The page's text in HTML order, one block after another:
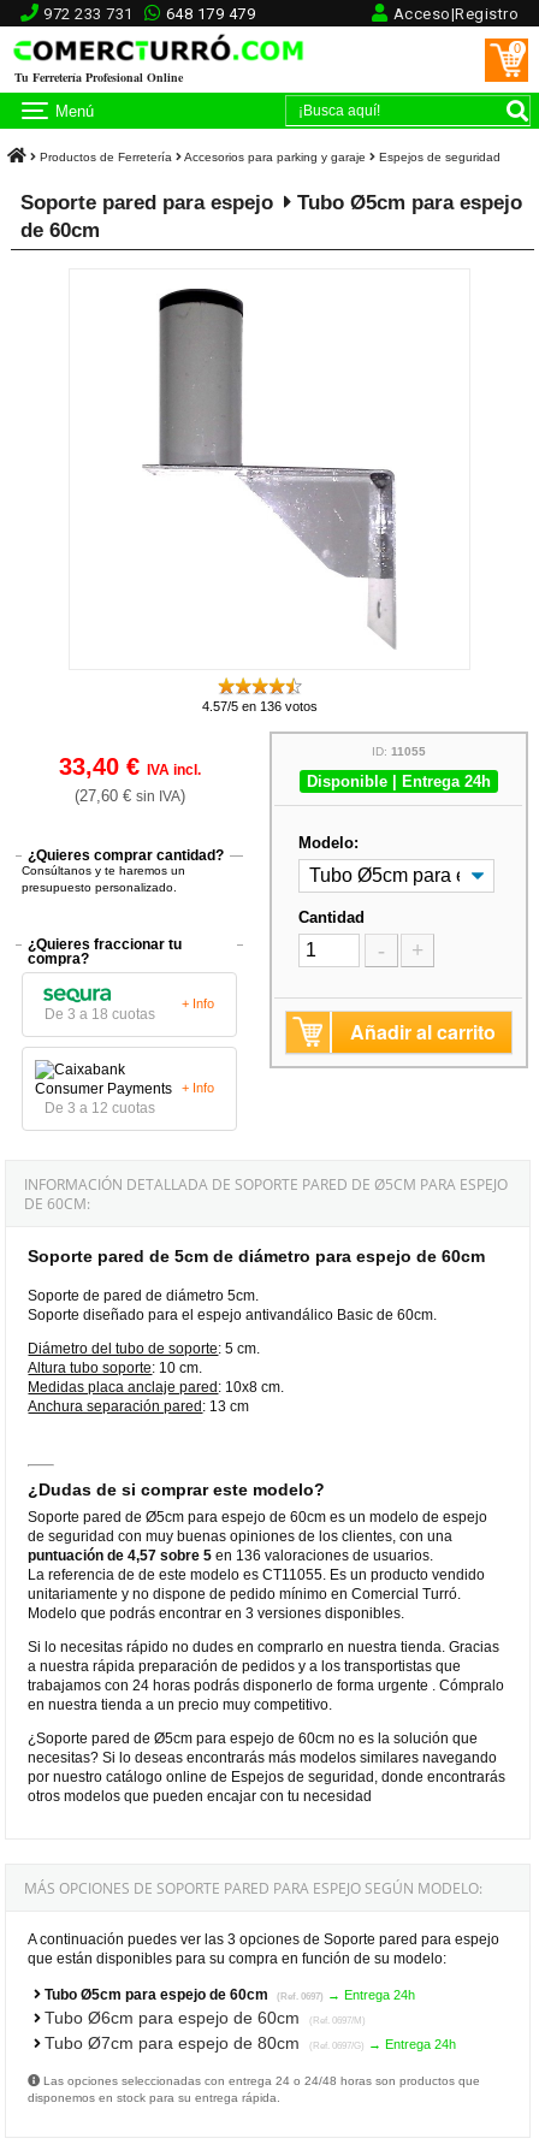
972 233 731 648 179 479 Acceso|Registro
Tu Ferretería Profesional Online
0
Menú
Productos de Ferretería Accesorios para parking y garaje Espejos de seguridad
Soporte pared para espejo
Tubo Ø5cm para espejo
de 60cm
4.57/5 en 136 votos
33,40 € IVA incl.
(27,60 € sin IVA)
¿Quieres comprar cantidad?
Consúltanos y te haremos un
presupuesto personalizado.
¿Quieres fraccionar tu
compra?
De 3 a 18 cuotas
+ Info
De 3 a 12 cuotas
+ Info
ID: 11055
Disponible | Entrega 24h
Modelo:
Cantidad
- +
Añadir al carrito
INFORMACIÓN DETALLADA DE SOPORTE PARED DE Ø5CM PARA ESPEJO
DE 60CM:
Soporte pared de 5cm de diámetro para espejo de 60cm
Soporte de pared de diámetro 5cm.
Soporte diseñado para el espejo antivandálico Basic de 60cm.
Diámetro del tubo de soporte: 5 cm.
Altura tubo soporte: 10 cm.
Medidas placa anclaje pared: 10x8 cm.
Anchura separación pared: 13 cm
¿Dudas de si comprar este modelo?
Soporte pared de Ø5cm para espejo de 60cm es un modelo de espejo
de seguridad con muy buenas opiniones de los clientes, con una
puntuación de 4,57 sobre 5 en 136 valoraciones de usuarios.
La referencia de de este modelo es CT11055. Es un producto vendido
unitariamente y no dispone de pedido mínimo en Comercial Turró.
Modelo que podrás encontrar en 3 versiones disponibles.
Si lo necesitas rápido no dudes en comprarlo en nuestra tienda. Gracias
a nuestra rápida preparación de pedidos y a los transportistas que
trabajamos con 24 horas podrás disponerlo de forma urgente . Cómpralo
en nuestra tienda a un precio muy competitivo.
¿Soporte pared de Ø5cm para espejo de 60cm no es la solución que
necesitas? Si lo deseas encontrarás más modelos similares navegando
por nuestro catálogo online de Espejos de seguridad, donde encontrarás
otros modelos que pueden encajar con tu necesidad
MÁS OPCIONES DE SOPORTE PARED PARA ESPEJO SEGÚN MODELO:
A continuación puedes ver las 3 opciones de Soporte pared para espejo
que están disponibles para su compra en función de su modelo:
Tubo Ø5cm para espejo de 60cm (Ref. 0697) → Entrega 24h
Tubo Ø6cm para espejo de 60cm (Ref. 0697/M)
Tubo Ø7cm para espejo de 80cm (Ref. 0697/G) → Entrega 24h
Las opciones seleccionadas con entrega 24 o 24/48 horas son productos que
disponemos en stock para su entrega rápida.